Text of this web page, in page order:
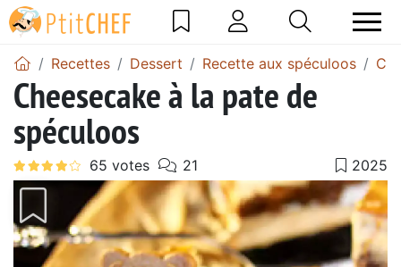
Recettes Dessert Recette aux spéculoos
Cheesecake à la pate de
spéculoos